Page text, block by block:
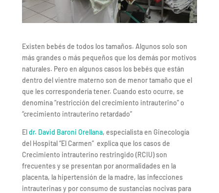
Existen bebés de todos los tamaños. Algunos solo son
más grandes o más pequeños que los demás por motivos
naturales. Pero en algunos casos los bebés que están
dentro del vientre materno son de menor tamaño que el
que les correspondería tener. Cuando esto ocurre, se
denomina “restricción del crecimiento intrauterino” o
“crecimiento intrauterino retardado”
Eldr. David Baroni Orellana, especialista en Ginecología
del Hospital “El Carmen” explica que los casos de
Crecimiento intrauterino restringido (RCIU) son
frecuentes y se presentan por anormalidades en la
placenta, la hipertensión de la madre, las infecciones
intrauterinas y por consumo de sustancias nocivas para